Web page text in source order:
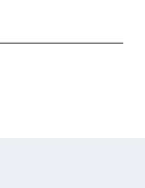
- Apertura in
nuova finestra
di posta
meno